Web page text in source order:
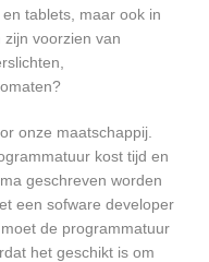
tablets, maar ook in
voorzien van
onze maatschappij.
kost tijd en
geschreven worden
een sofware developer
de programmatuur
het geschikt is om